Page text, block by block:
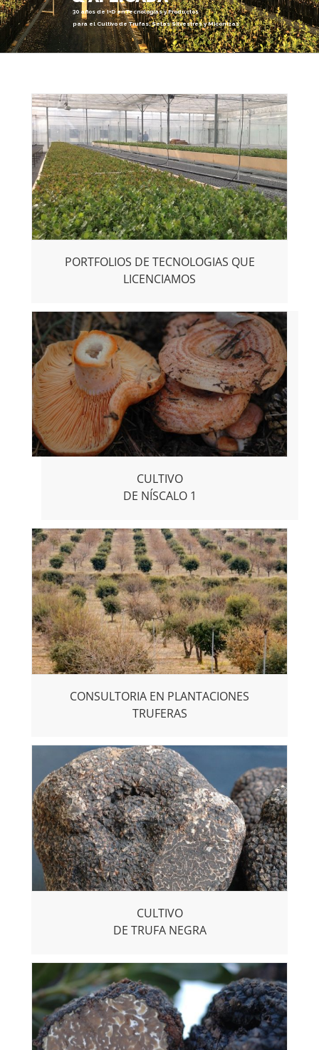
30 años de I+D en Tecnologías y Productos
para el Cultivo de Trufas, Setas Silvestres y Micorrizas
PORTFOLIOS DE TECNOLOGIAS QUE
LICENCIAMOS
CULTIVO
DE NÍSCALO 1
CONSULTORIA EN PLANTACIONES
TRUFERAS
CULTIVO
DE TRUFA NEGRA